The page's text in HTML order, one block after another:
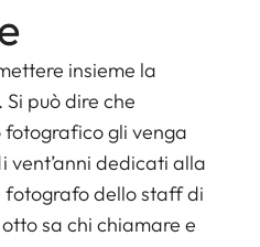
insieme la
può dire che
fotografico gli venga
vent’anni dedicati alla
fotografo dello staff di
sa chi chiamare e